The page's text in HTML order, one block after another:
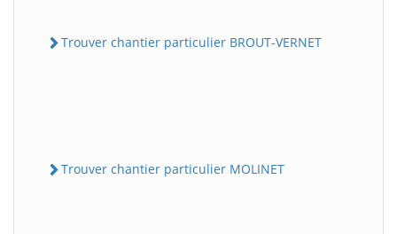
Trouver chantier particulier BROUT-VERNET
Trouver chantier particulier MOLINET